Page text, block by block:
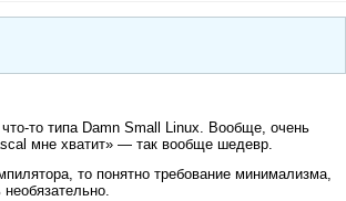
то типа Damn Small Linux. Вообще, очень
мне хватит» — так вообще шедевр.
то понятно требование минимализма,